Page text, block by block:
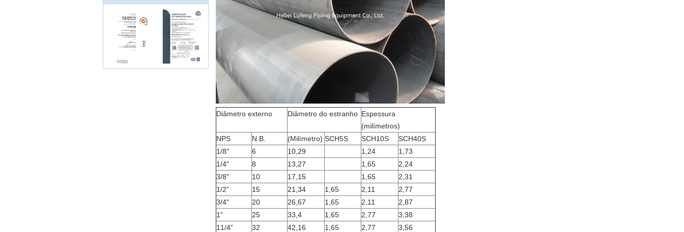
Diâmetro externo Diâmetro do estranho Espessura
(milímetros)
NPS
N.B. (Milímetro) SCH5S SCH10S
SCH40S
1/8"
6 10,29 1,24
1,73
1/4"
8 13,27 1,65
2,24
3/8"
10 17,15 1,65
2,31
1/2”
15 21,34 1,65 2,11
2,77
3/4"
20 26,67 1,65 2,11
2,87
1"
25 33,4 1,65 2,77
3,38
11/4”
32 42,16 1,65 2,77
3,56